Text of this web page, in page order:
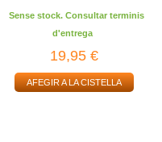
Sense stock. Consultar terminis
d'entrega
19,95 €
AFEGIR A LA CISTELLA